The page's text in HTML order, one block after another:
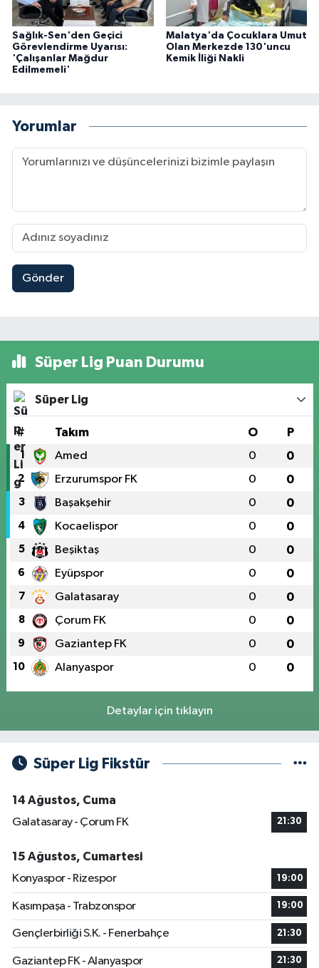
Sağlık-Sen'den Geçici
Görevlendirme Uyarısı:
'Çalışanlar Mağdur
Edilmemeli'
Malatya'da Çocuklara Umut
Olan Merkezde 130'uncu
Kemik İliği Nakli
Yorumlar
Gönder
Süper Lig Puan Durumu
Süper Lig
# Takım O P
1 Amed 0 0
2 Erzurumspor FK 0 0
3 Başakşehir 0 0
4 Kocaelispor 0 0
5 Beşiktaş 0 0
6 Eyüpspor 0 0
7 Galatasaray 0 0
8 Çorum FK 0 0
9 Gaziantep FK 0 0
10 Alanyaspor 0 0
Detaylar için tıklayın
Süper Lig Fikstür
14 Ağustos, Cuma
Galatasaray - Çorum FK
21:30
15 Ağustos, Cumartesi
Konyaspor - Rizespor
19:00
Kasımpaşa - Trabzonspor 19:00
Gençlerbirliği S.K. - Fenerbahçe 21:30
Gaziantep FK - Alanyaspor 21:30